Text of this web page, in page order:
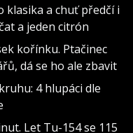
klasika a chuť předčí i
a jeden citrón
kořínku. Ptačinec
dá se ho ale zbavit
4 hlupáci dle
Let Tu-154 se 115